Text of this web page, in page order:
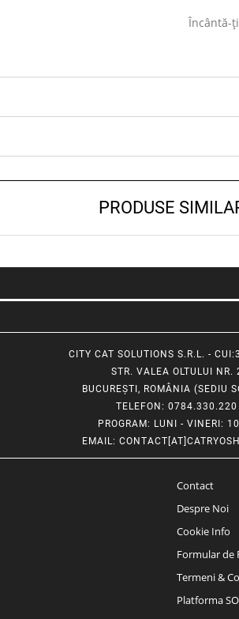
Încântă-
PRODUSE
CITY CAT SOLUTIONS S.R.L. -
STR. VALEA OLTULUI NR.
BUCUREȘTI, ROMÂNIA (SEDIU
TELEFON : 0784.330.220
PROGRAM: LUNI - VINERI:
EMAIL:
Contact
Despre Noi
Cookie Info
Formular de
Termeni &
Platforma